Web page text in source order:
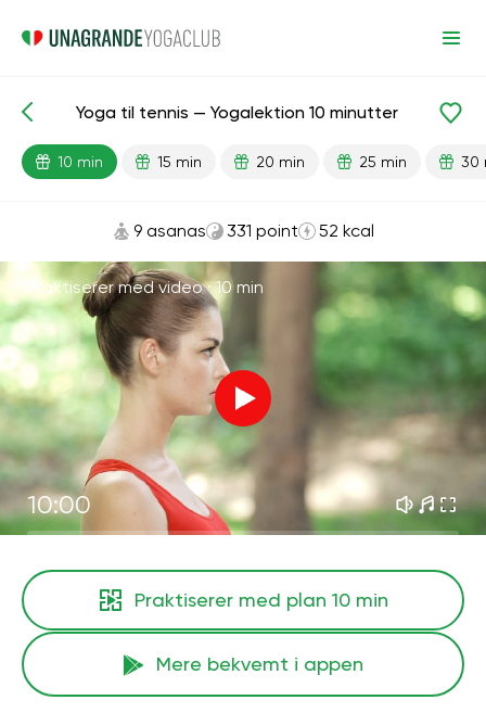
Færdiglavede lektioner Sport
Yoga til tennis — Yogalektion 10 minutter
10 min 15 min 20 min 25 min 30
9 asanas 331 point 52 kcal
Praktiserer med video ·10 min
10:00
Praktiserer med plan 10 min
Mere bekvemt i appen